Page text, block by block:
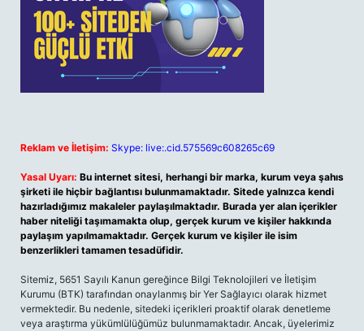
Reklam ve İletişim: Skype: live:.cid.575569c608265c69
Yasal Uyarı: Bu internet sitesi, herhangi bir marka, kurum veya şahıs
şirketi ile hiçbir bağlantısı bulunmamaktadır. Sitede yalnızca kendi
hazırladığımız makaleler paylaşılmaktadır. Burada yer alan içerikler
haber niteliği taşımamakta olup, gerçek kurum ve kişiler hakkında
paylaşım yapılmamaktadır. Gerçek kurum ve kişiler ile isim
benzerlikleri tamamen tesadüfidir.
Sitemiz, 5651 Sayılı Kanun gereğince Bilgi Teknolojileri ve İletişim
Kurumu (BTK) tarafından onaylanmış bir Yer Sağlayıcı olarak hizmet
vermektedir. Bu nedenle, sitedeki içerikleri proaktif olarak denetleme
veya araştırma yükümlülüğümüz bulunmamaktadır. Ancak, üyelerimiz